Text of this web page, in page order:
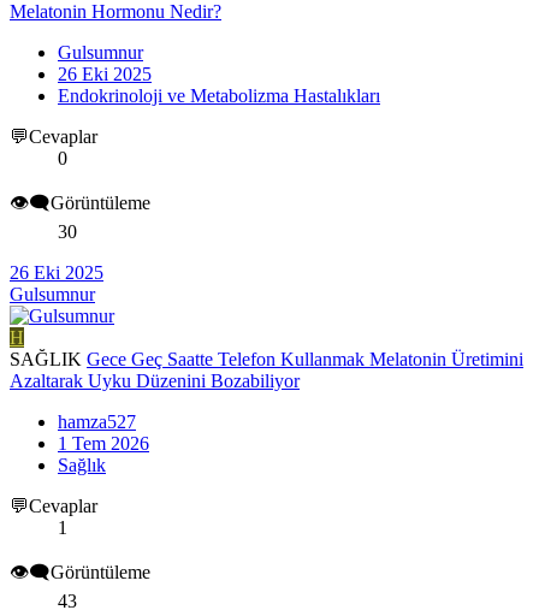
Melatonin Hormonu Nedir?
Gulsumnur
26 Eki 2025
Endokrinoloji ve Metabolizma Hastalıkları
💬Cevaplar
0
👁️‍🗨️Görüntüleme
30
26 Eki 2025
Gulsumnur
H
SAĞLIK Gece Geç Saatte Telefon Kullanmak Melatonin Üretimini
Azaltarak Uyku Düzenini Bozabiliyor
hamza527
1 Tem 2026
Sağlık
💬Cevaplar
1
👁️‍🗨️Görüntüleme
43